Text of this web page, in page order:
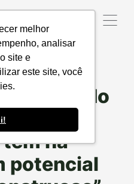
melhor
analisar
site e
este site, você
Categoria:
“O legado
o Brasil
na
potencial